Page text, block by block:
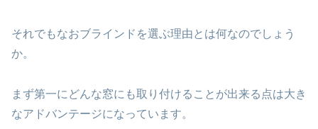
それでもなおブラインドを選ぶ理由とは何なのでしょう
か。
まず第一にどんな窓にも取り付けることが出来る点は大き
なアドバンテージになっています。